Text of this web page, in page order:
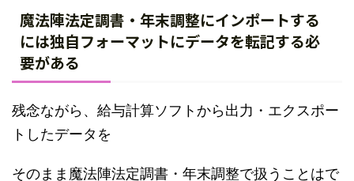
魔法陣法定調書・年末調整にインポートする
には独自フォーマットにデータを転記する必
要がある
残念ながら、給与計算ソフトから出力・エクスポー
トしたデータを
そのまま魔法陣法定調書・年末調整で扱うことはで